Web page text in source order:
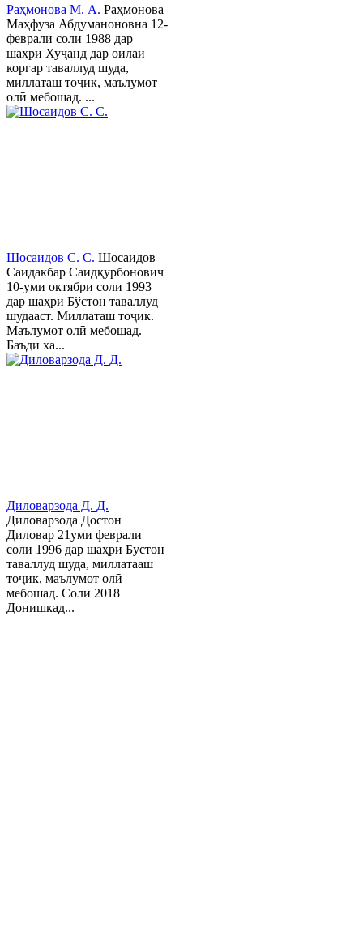
Раҳмонова М. А. Раҳмонова
Маҳфуза Абдуманоновна 12-
феврали соли 1988 дар
шаҳри Хуҷанд дар оилаи
коргар таваллуд шуда,
миллаташ тоҷик, маълумот
олӣ мебошад. ...
Шосаидов С. С. Шосаидов
Саидакбар Саидқурбонович
10-уми октябри соли 1993
дар шаҳри Бўстон таваллуд
шудааст. Миллаташ тоҷик.
Маълумот олӣ мебошад.
Баъди ха...
Диловарзода Д. Д.
Диловарзода Достон
Диловар 21уми феврали
соли 1996 дар шаҳри Бӯстон
таваллуд шуда, миллатааш
тоҷик, маълумот олӣ
мебошад. Соли 2018
Донишкад...